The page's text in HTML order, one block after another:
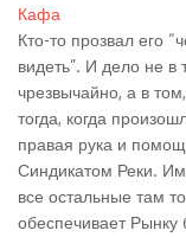
Кафа
Кто-то прозвал его
видеть”. И дело не в
чрезвычайно, а в
тогда, когда
правая рука и
Синдикатом Реки.
все остальные там
обеспечивает Рынку